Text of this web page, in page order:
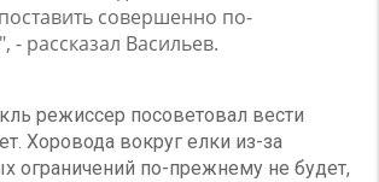
совершенно по-
- рассказал Васильев.
режиссер посоветовал вести
Хоровода вокруг елки из-за
ограничений по-прежнему не будет,